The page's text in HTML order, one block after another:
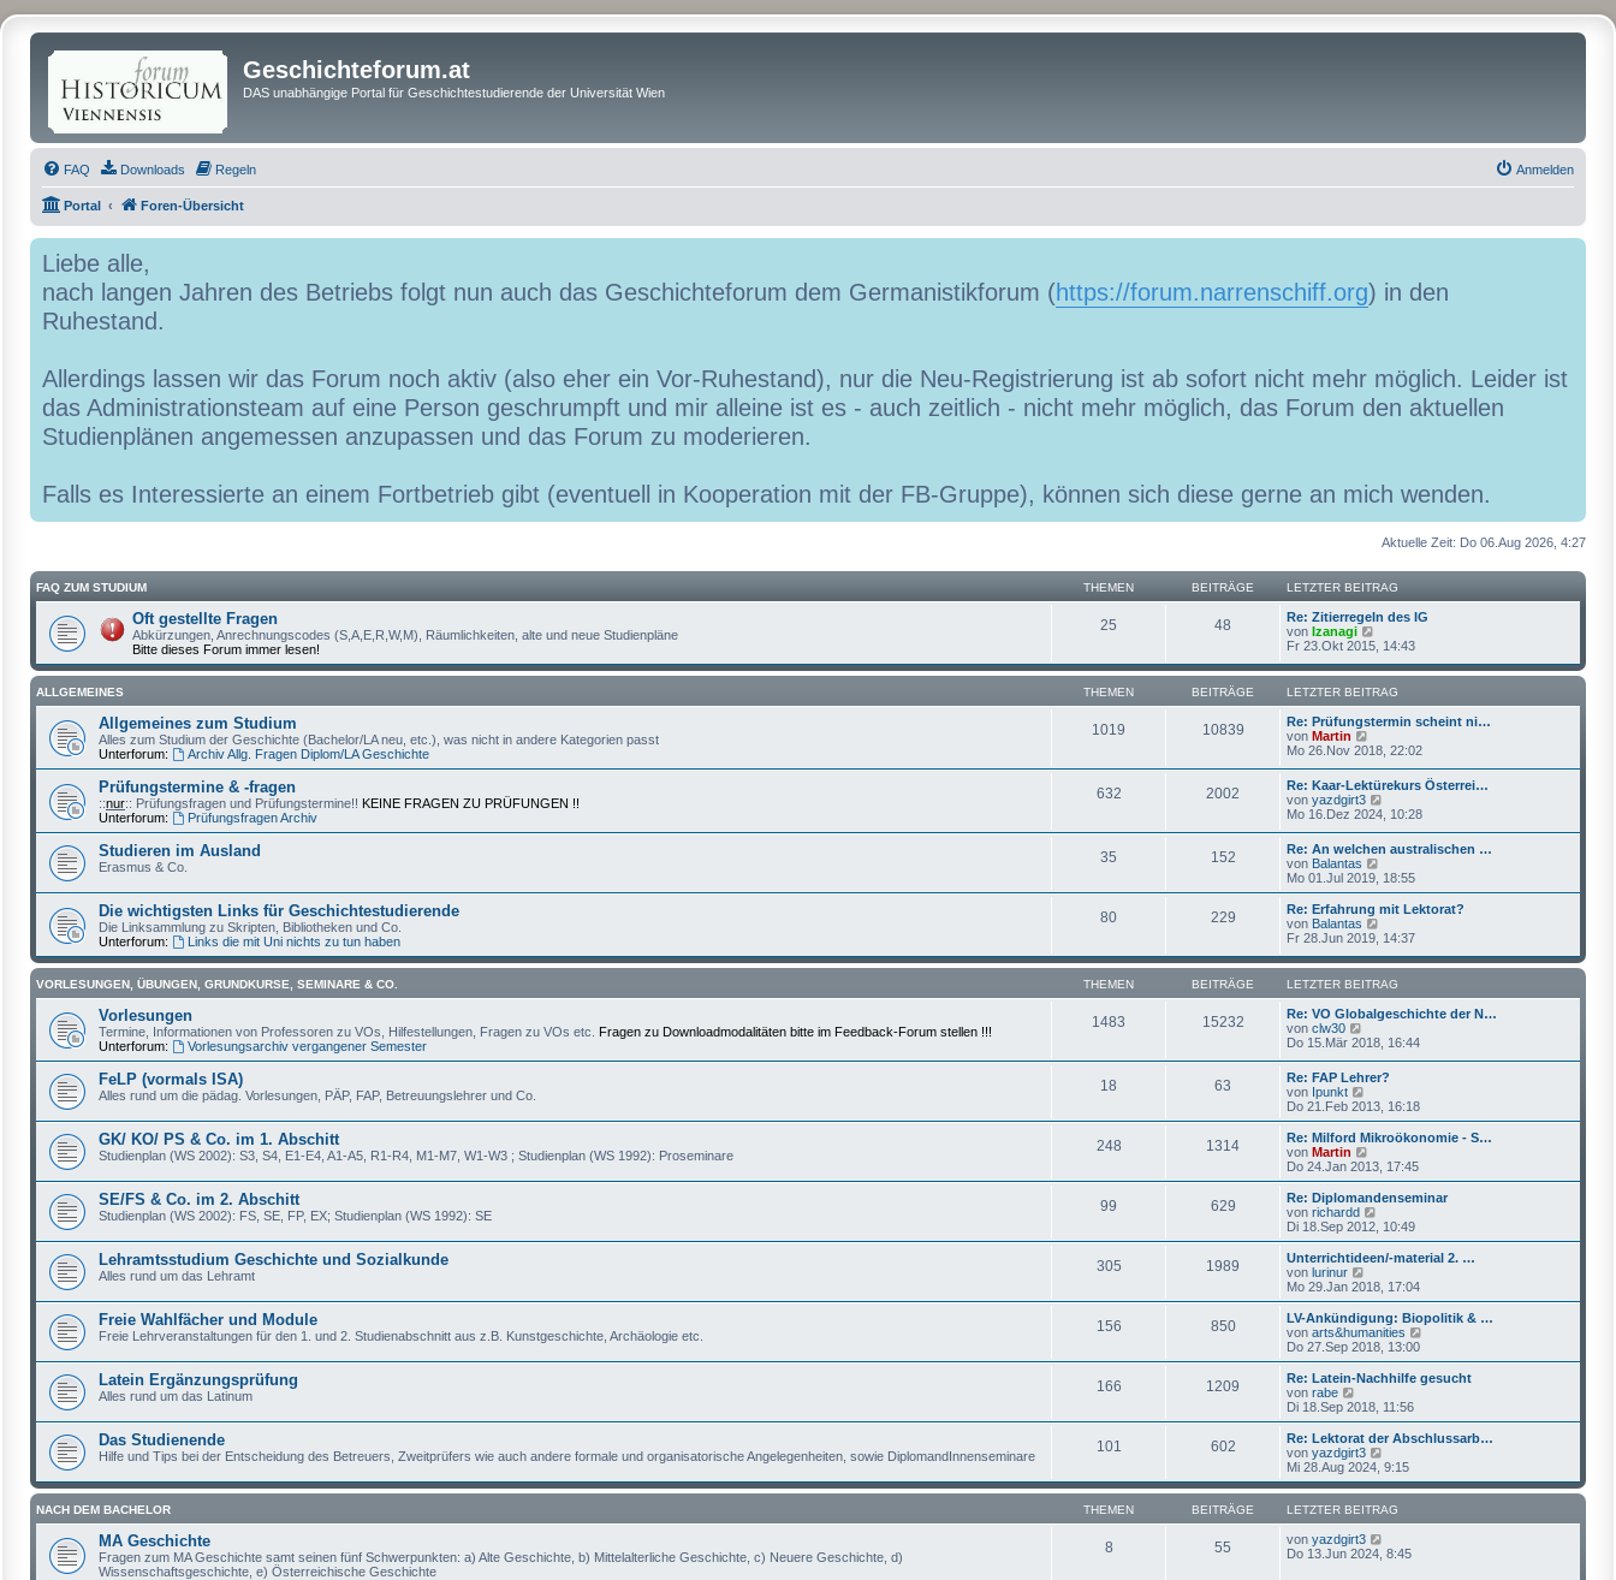
Geschichteforum.at
DAS unabhängige Portal für Geschichtestudierende der Universität Wien
FAQ Downloads Regeln Anmelden
Portal Foren-Übersicht
Liebe alle,
nach langen Jahren des Betriebs folgt nun auch das Geschichteforum dem Germanistikforum (https://forum.narrenschiff.org) in den
Ruhestand.
Allerdings lassen wir das Forum noch aktiv (also eher ein Vor-Ruhestand), nur die Neu-Registrierung ist ab sofort nicht mehr möglich. Leider ist
das Administrationsteam auf eine Person geschrumpft und mir alleine ist es - auch zeitlich - nicht mehr möglich, das Forum den aktuellen
Studienplänen angemessen anzupassen und das Forum zu moderieren.
Falls es Interessierte an einem Fortbetrieb gibt (eventuell in Kooperation mit der FB-Gruppe), können sich diese gerne an mich wenden.
Aktuelle Zeit: Do 06.Aug 2026, 4:27
FAQ ZUM STUDIUM THEMEN BEITRÄGE LETZTER BEITRAG
Oft gestellte Fragen
Abkürzungen, Anrechnungscodes (S,A,E,R,W,M), Räumlichkeiten, alte und neue Studienpläne
Bitte dieses Forum immer lesen!
25 48
Re: Zitierregeln des IG
von Izanagi
e
e
s
e
r
B
e
i
t
r
a
g
Fr 23.Okt 2015, 14:43
ALLGEMEINES THEMEN BEITRÄGE LETZTER BEITRAG
Allgemeines zum Studium
Alles zum Studium der Geschichte (Bachelor/LA neu, etc.), was nicht in andere Kategorien passt
Unterforum:
Archiv Allg. Fragen Diplom/LA Geschichte
1019 10839
Re: Prüfungstermin scheint ni…
von Martin
e
e
s
t
e
r
B
e
i
t
r
a
g
Mo 26.Nov 2018, 22:02
Prüfungstermine & -fragen
::nur:: Prüfungsfragen und Prüfungstermine!! KEINE FRAGEN ZU PRÜFUNGEN !!
Unterforum:
Prüfungsfragen Archiv
632 2002
Re: Kaar-Lektürekurs Österrei…
von yazdgirt3
s
t
e
B
i
t
r
a
g
Mo 16.Dez 2024, 10:28
Studieren im Ausland
Erasmus & Co.
35 152
Re: An welchen australischen …
von Balantas
e
u
e
r
B
e
t
a
g
Mo 01.Jul 2019, 18:55
Die wichtigsten Links für Geschichtestudierende
Die Linksammlung zu Skripten, Bibliotheken und Co.
Unterforum:
Links die mit Uni nichts zu tun haben
80 229
Re: Erfahrung mit Lektorat?
von Balantas
e
e
s
e
r
B
e
i
t
a
g
Fr 28.Jun 2019, 14:37
VORLESUNGEN, ÜBUNGEN, GRUNDKURSE, SEMINARE & CO. THEMEN BEITRÄGE LETZTER BEITRAG
Vorlesungen
Termine, Informationen von Professoren zu VOs, Hilfestellungen, Fragen zu VOs etc. Fragen zu Downloadmodalitäten bitte im Feedback-Forum stellen !!!
Unterforum:
Vorlesungsarchiv vergangener Semester
1483 15232
Re: VO Globalgeschichte der N…
von clw30
e
s
t
e
B
e
i
t
r
a
g
Do 15.Mär 2018, 16:44
FeLP (vormals ISA)
Alles rund um die pädag. Vorlesungen, PÄP, FAP, Betreuungslehrer und Co.
18 63
Re: FAP Lehrer?
von Ipunkt
e
u
e
s
t
B
e
i
r
g
Do 21.Feb 2013, 16:18
GK/ KO/ PS & Co. im 1. Abschitt
Studienplan (WS 2002): S3, S4, E1-E4, A1-A5, R1-R4, M1-M7, W1-W3 ; Studienplan (WS 1992): Proseminare
248 1314
Re: Milford Mikroökonomie - S…
von Martin
e
u
e
s
t
B
e
i
r
a
g
Do 24.Jan 2013, 17:45
SE/FS & Co. im 2. Abschitt
Studienplan (WS 2002): FS, SE, FP, EX; Studienplan (WS 1992): SE
99 629
Re: Diplomandenseminar
von richardd
e
u
e
t
e
B
e
i
r
g
Di 18.Sep 2012, 10:49
Lehramtsstudium Geschichte und Sozialkunde
Alles rund um das Lehramt
305 1989
Unterrichtideen/-material 2. …
von lurinur
e
u
e
s
t
r
B
e
i
r
a
g
Mo 29.Jan 2018, 17:04
Freie Wahlfächer und Module
Freie Lehrveranstaltungen für den 1. und 2. Studienabschnitt aus z.B. Kunstgeschichte, Archäologie etc.
156 850
LV-Ankündigung: Biopolitik & …
von arts&humanities
u
e
s
r
B
t
Do 27.Sep 2018, 13:00
Latein Ergänzungsprüfung
Alles rund um das Latinum
166 1209
Re: Latein-Nachhilfe gesucht
von rabe
e
u
e
s
t
r
B
e
i
t
Di 18.Sep 2018, 11:56
Das Studienende
Hilfe und Tips bei der Entscheidung des Betreuers, Zweitprüfers wie auch andere formale und organisatorische Angelegenheiten, sowie DiplomandInnenseminare
101 602
Re: Lektorat der Abschlussarb…
von yazdgirt3
e
u
e
s
t
r
Mi 28.Aug 2024, 9:15
NACH DEM BACHELOR THEMEN BEITRÄGE LETZTER BEITRAG
MA Geschichte
Fragen zum MA Geschichte samt seinen fünf Schwerpunkten: a) Alte Geschichte, b) Mittelalterliche Geschichte, c) Neuere Geschichte, d)
Wissenschaftsgeschichte, e) Österreichische Geschichte
8 55 von yazdgirt3
e
Do 13.Jun 2024, 8:45